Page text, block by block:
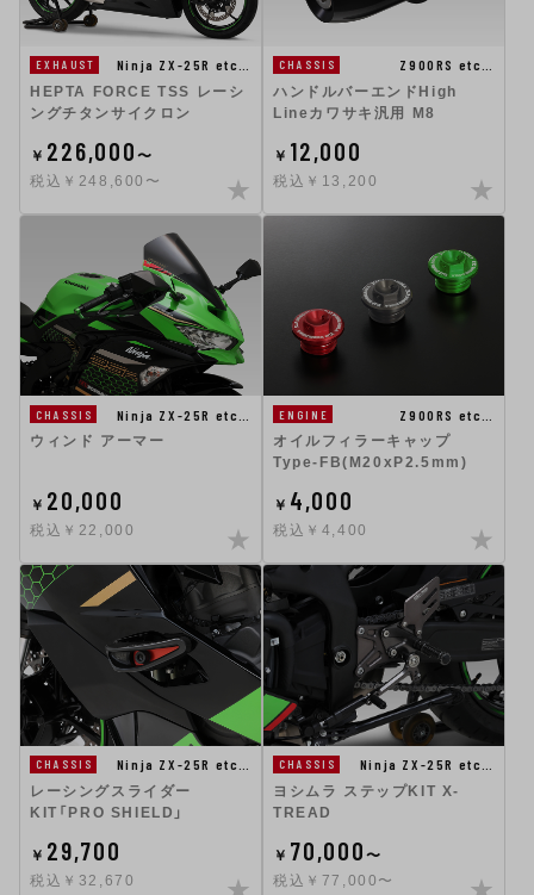
EXHAUST
Ninja ZX-25R etc…
HEPTA FORCE TSS レーシ
ングチタンサイクロン
￥ 226,000〜
税込￥248,600〜
CHASSIS
Z900RS etc…
ハンドルバーエンドHigh
Lineカワサキ汎用 M8
￥ 12,000
税込￥13,200
CHASSIS
Ninja ZX-25R etc…
ウィンド アーマー
￥ 20,000
税込￥22,000
ENGINE
Z900RS etc…
オイルフィラーキャップ
Type-FB(M20xP2.5mm)
￥ 4,000
税込￥4,400
CHASSIS
Ninja ZX-25R etc…
レーシングスライダー
KIT「PRO SHIELD」
￥ 29,700
税込￥32,670
CHASSIS
Ninja ZX-25R etc…
ヨシムラ ステップKIT X-
TREAD
￥ 70,000〜
税込￥77,000〜